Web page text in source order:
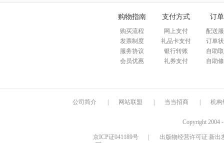
购物指南
购买流程
发票制度
服务协议
会员优惠
支付方式
网上支付
礼品卡支付
银行转账
礼券支付
订
配送
订单
自助
自助
公司简介 网站联盟 当当招商 机构
Copyright 2004
京ICP证041189号
出版物经营许可证 新出